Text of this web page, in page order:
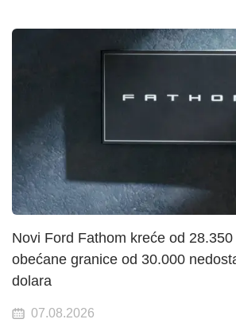
Novi Ford Fathom kreće od
obećane granice od 30.000
dolara
07.08.2026